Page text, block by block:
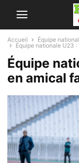
Accueil
Équipe
Équipe nationale U23
Équipe
en amical